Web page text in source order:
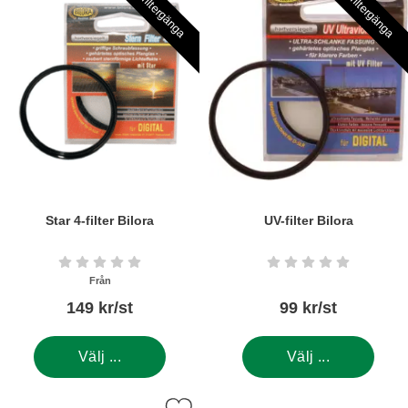
Star 4-filter Bilora
Art. nr5426 Betyg: 0 stjärnor av 5
Från
149 kr/st
Välj ...
UV-filter Bilora
Art. nr5466 Betyg: 0 stjärnor
99 kr/st
Välj ...